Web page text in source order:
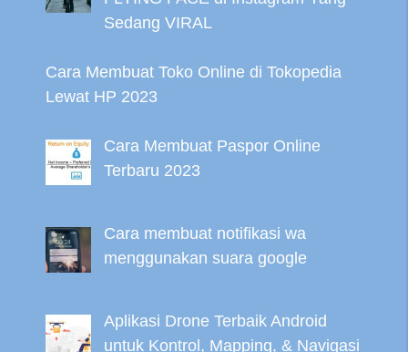
Sedang VIRAL
Cara Membuat Toko Online di Tokopedia
Lewat HP 2023
Cara Membuat Paspor Online
Terbaru 2023
Cara membuat notifikasi wa
menggunakan suara google
Aplikasi Drone Terbaik Android
untuk Kontrol, Mapping, & Navigasi